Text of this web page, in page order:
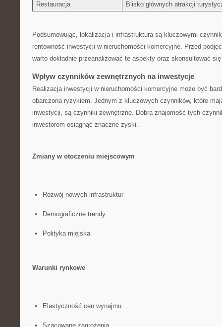
Restauracja
Blisko głównych atrakcji
Podsumowując,‌ lokalizacja i ‌infrastruktura⁤ są kluczowymi
rentowność inwestycji w nieruchomości komercyjne. ⁤Przed
warto dokładnie ​przeanalizować te⁤ aspekty oraz skonsultować
Wpływ czynników zewnętrznych na inwestycje
Realizacja inwestycji w nieruchomości ⁣komercyjne może być
obarczona ryzykiem. Jednym z kluczowych‌ czynników,​ które‍
inwestycji, są czynniki zewnętrzne. ‌Dobra znajomość tych
inwestorom osiągnąć znaczne zyski.
Zmiany w otoczeniu miejscowym
Rozwój nowych infrastruktur
Demograficzne ⁤trendy
Polityka miejska
Warunki rynkowe
Elastyczność cen wynajmu
Szacowane zagrożenia